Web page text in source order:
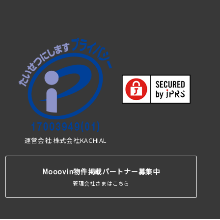
運営会社:株式会社KACHIAL
Mooovin物件掲載パートナー募集中
管理会社さまはこちら